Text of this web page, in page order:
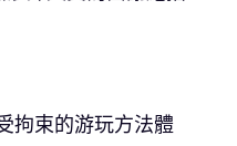
拘束的游玩方法體